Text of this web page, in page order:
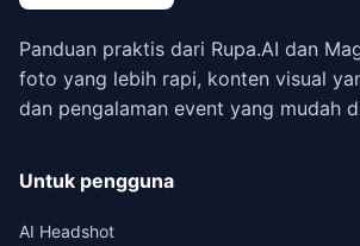
Panduan praktis dari Rupa.AI dan
foto yang lebih rapi, konten visual
dan pengalaman event yang mudah
Untuk pengguna
AI Headshot